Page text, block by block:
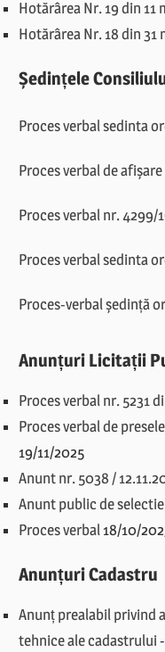
Hotărârea Nr. 19 din 11
Hotărârea Nr. 18 din 31
Ședințele
Proces verbal sedinta
Proces verbal de
Proces verbal nr. 4299/
Proces verbal sedinta
Proces-verbal ședință
Anunțuri Licitații
Proces verbal nr. 5231
Proces verbal de
19/11/2025
Anunt nr. 5038 /
Anunt public de
Proces verbal 18/10/
Anunțuri Cadastru
Anunț prealabil privind
tehnice ale cadastrului-